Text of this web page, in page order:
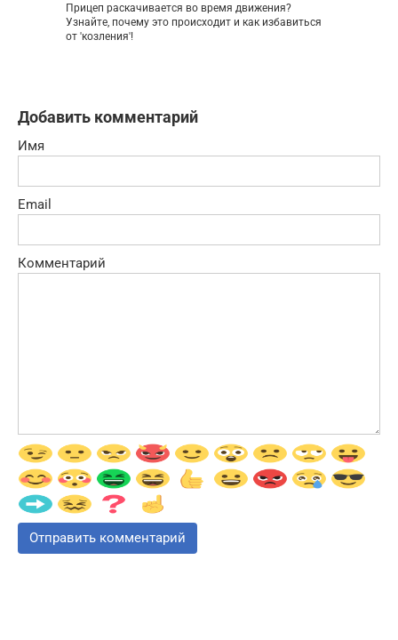
Прицеп раскачивается во время движения?
Узнайте, почему это происходит и как избавиться
от 'козления'!
Добавить комментарий
Имя
Email
Комментарий